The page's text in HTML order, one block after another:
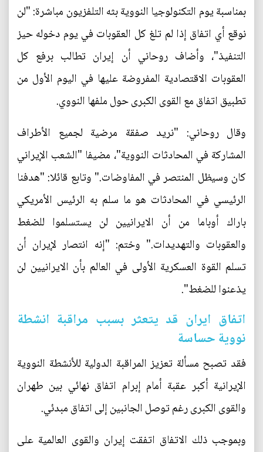
بمناسبة يوم التكنولوجيا النووية بثه التلفزيون مباشرة: "لن
نوقع أي اتفاق إذا لم تلغ كل العقوبات في يوم دخوله حيز
التنفيذ"، وأضاف روحاني أن إيران تطالب برفع كل
العقوبات الاقتصادية المفروضة عليها في اليوم الأول من
تطبيق اتفاق مع القوى الكبرى حول ملفها النووي.
وقال روحاني: "نريد صفقة مرضية لجميع الأطراف
المشاركة في المحادثات النووية"، مضيفا "الشعب الإيراني
كان وسيظل المنتصر في المفاوضات." وتابع قائلا: "هدفنا
الرئيسي في المحادثات هو ما سلم به الرئيس الأمريكي
باراك أوباما من أن الايرانيين لن يستسلموا للضغط
والعقوبات والتهديدات." وختم: "إنه انتصار لإيران أن
تسلم القوة العسكرية الأولى في العالم بأن الايرانيين لن
يذعنوا للضغط".
اتفاق ايران قد يتعثر بسبب مراقبة انشطة
نووية حساسة
فقد تصبح مسألة تعزيز المراقبة الدولية للأنشطة النووية
الإيرانية أكبر عقبة أمام إبرام اتفاق نهائي بين طهران
والقوى الكبرى رغم توصل الجانبين إلى اتفاق مبدئي.
وبموجب ذلك الاتفاق اتفقت إيران والقوى العالمية على